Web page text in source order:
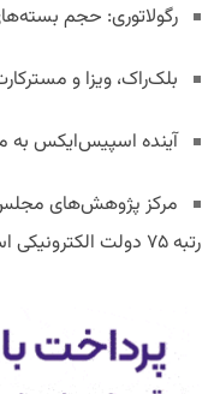
رگولاتوری: حجم
بلک‌راک، ویزا و
آینده اسپیس‌ایکس به
مرکز پژوهش‌های
رتبه ۷۵ دولت الکترونیکی است